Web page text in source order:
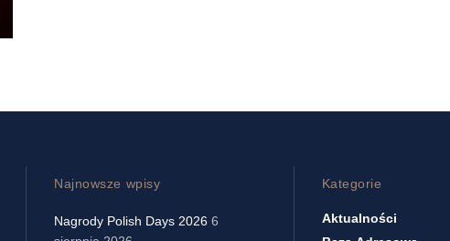
Najnowsze wpisy
Nagrody Polish Days 2026 6
Kategorie
Aktualności